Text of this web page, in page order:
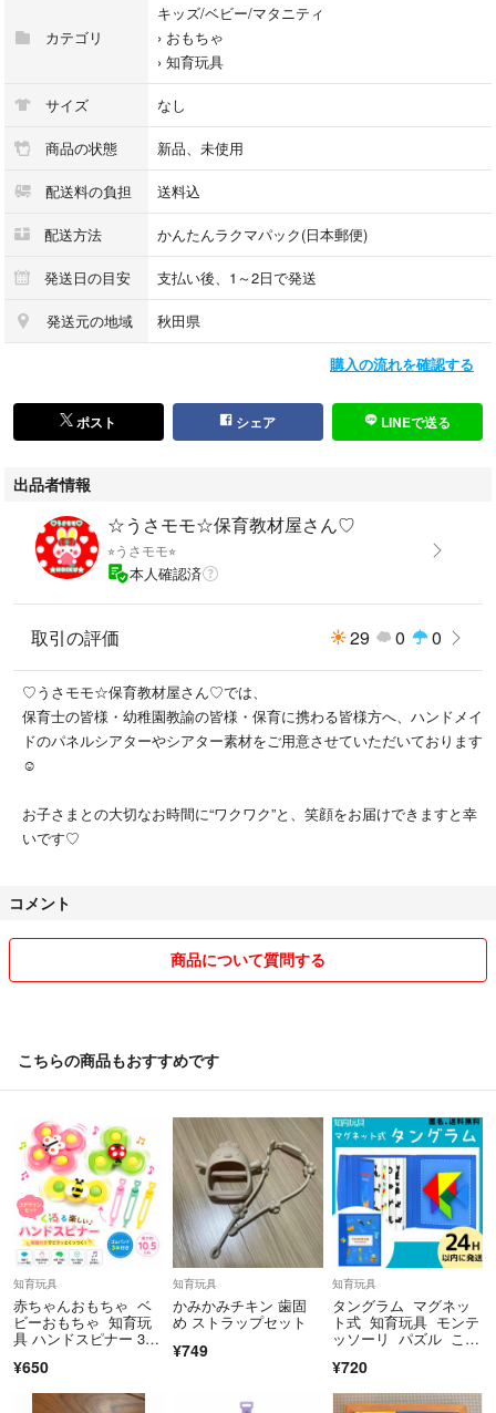
※A4サイズPペーパー５枚分のパネルシアターとなります。
※✂︎カット済みですので、届いてすぐにご使用いただけます。
ーーーーーーーーーーーーーーーーー
☆*:.。. 内容.。.:*☆
①♫しゃぼんだまとばせ♫
★動物さん９種類↓
・かえるさん
・へびさん
・ぱんだちゃん
・きつねさん
・ぞうさん
★動物さんのしゃぼんだま９種類
★にじ
★動物さんみんなの後ろ姿
②☔︎だれのかさ☔︎
★動物さんのかさ9種類
です☺︎
全部で以上の29パーツです
※演じ方（歌詞）もお付け致しますので、よろしければご参考になさって
※演じる際は、①からでも②からでも大丈夫です☺︎
ひとつずつなど、その日の活動内容やお時間に合わせてご使用いただけま
すと幸いです☆
こともございます。大変申し訳ございません（ ; ; ）
シャボン玉導入
梅雨室内遊び
梅雨保育
子育て支援６月７月
パネルシアター
カテゴリ
キッズ/ベビー/マタニティ
› おもちゃ
› 知育玩具
サイズ なし
商品の状態 新品、未使用
配送料の負担 送料込
配送方法 かんたんラクマパック(日本郵便)
発送日の目安 支払い後、1～2日で発送
発送元の地域 秋田県
購入の流れを確認する
ポスト シェア LINEで送る
出品者情報
☆うさモモ☆保育教材屋さん♡
⭐︎うさモモ⭐︎
本人確認済
取引の評価 29 0 0
♡うさモモ☆保育教材屋さん♡では、
保育士の皆様・幼稚園教諭の皆様・保育に携わる皆様方へ、ハンドメイ
ドのパネルシアターやシアター素材をご用意させていただいております
☺︎
お子さまとの大切なお時間に“ワクワク”と、笑顔をお届けできますと幸
いです♡
コメント
商品について質問する
こちらの商品もおすすめです
知育玩具
赤ちゃんおもちゃ ベ
ビーおもちゃ 知育玩
具 ハンドスピナー 3点
¥650
知育玩具
かみかみチキン 歯固
め ストラップセット
¥749
知育玩具
タングラム マグネッ
ト式 知育玩具 モンテ
ッソーリ パズル こど
¥720